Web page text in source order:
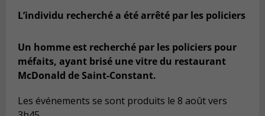
L’individu recherché a été arrêté par les policiers
Un homme est recherché par les policiers pour
méfaits, ayant brisé une vitre du restaurant
McDonald de Saint-Constant.
Les événements se sont produits le 8 août vers